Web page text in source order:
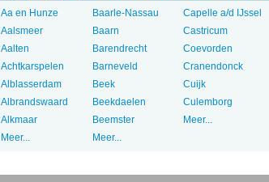
Aa en Hunze
Aalsmeer
Aalten
Achtkarspelen
Alblasserdam
Albrandswaard
Alkmaar
Meer...
Baarle-Nassau
Baarn
Barendrecht
Barneveld
Beek
Beekdaelen
Beemster
Meer...
Capelle a/d IJssel
Castricum
Coevorden
Cranendonck
Cuijk
Culemborg
Meer...